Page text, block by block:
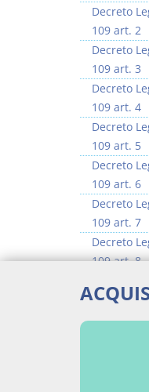
Decreto
109 art. 2
Decreto
109 art. 3
Decreto
109 art. 4
Decreto
109 art. 5
Decreto
109 art. 6
Decreto
109 art. 7
Decreto
109 art. 8
109 art. 9
Decreto
>> Vai